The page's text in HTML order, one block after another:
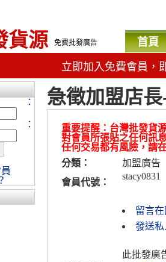
貨源 免費批發廣告 首頁
立即加入免費會員，
急徵加盟店
重要提醒：台灣批發貨
對會員所張貼之任何訊
任何交易都有風險，請
分類：
加盟廣告
會員代號：
stacy0831
留言
發送私
此批發廣